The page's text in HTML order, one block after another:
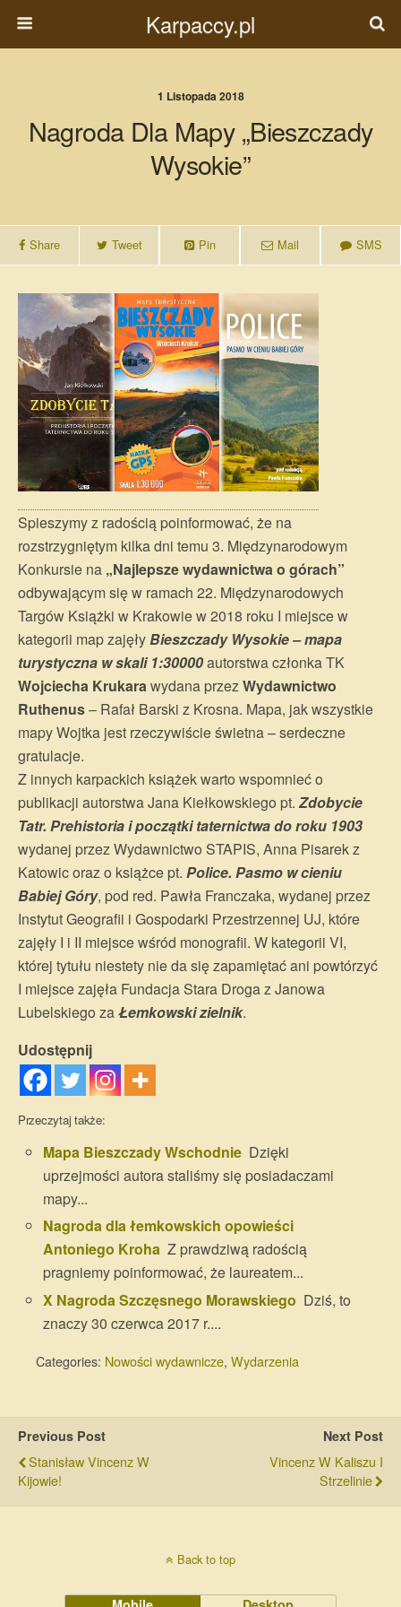
Karpaccy.pl
1 Listopada 2018
Nagroda Dla Mapy „Bieszczady
Wysokie”
Share Tweet Pin Mail SMS
Spieszymy z radością poinformować, że na
rozstrzygniętym kilka dni temu 3. Międzynarodowym
Konkursie na „Najlepsze wydawnictwa o górach”
odbywającym się w ramach 22. Międzynarodowych
Targów Książki w Krakowie w 2018 roku I miejsce w
kategorii map zajęłyBieszczady Wysokie – mapa
turystyczna w skali 1:30000autorstwa członka TK
Wojciecha Krukarawydana przezWydawnictwo
Ruthenus– Rafał Barski z Krosna. Mapa, jak wszystkie
mapy Wojtka jest rzeczywiście świetna – serdeczne
gratulacje.
Z innych karpackich książek warto wspomnieć o
publikacji autorstwa Jana Kiełkowskiego pt. Zdobycie
Tatr. Prehistoria i początki taternictwa do roku 1903
wydanej przez Wydawnictwo STAPIS, Anna Pisarek z
Katowic oraz o książce pt. Police. Pasmo w cieniu
Babiej Góry, pod red. Pawła Franczaka, wydanej przez
Instytut Geografii i Gospodarki Przestrzennej UJ, które
zajęły I i II miejsce wśród monografii. W kategorii VI,
której tytułu niestety nie da się zapamiętać ani powtórzyć
I miejsce zajęła Fundacja Stara Droga z Janowa
Lubelskiego zaŁemkowski zielnik.
Udostępnij
Przeczytaj także:
Mapa Bieszczady Wschodnie Dzięki
uprzejmości autora staliśmy się posiadaczami
mapy...
Nagroda dla łemkowskich opowieści
Antoniego Kroha Z prawdziwą radością
pragniemy poinformować, że laureatem...
X Nagroda Szczęsnego Morawskiego Dziś, to
znaczy 30 czerwca 2017 r....
Categories: Nowości wydawnicze, Wydarzenia
Previous Post
Stanisław Vincenz W
Kijowie!
Next Post
Vincenz W Kaliszu I
Strzelinie
Back to top